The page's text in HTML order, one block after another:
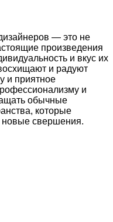
— это не
произведения
и вкус их
и радуют
и приятное
и
обычные
которые
новые свершения.